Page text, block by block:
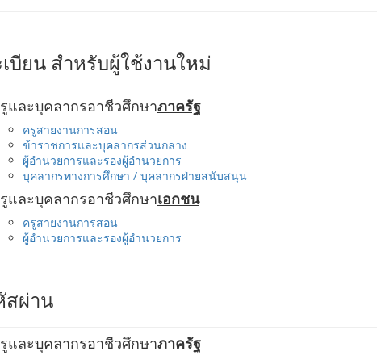
บียน สำหรับผู้ใช้งานใหม่
และบุคลากรอาชีวศึกษาภาครัฐ
ครูสายงานการสอน
ข้าราชการและบุคลากรส่วนกลาง
ผู้อำนวยการและรองผู้อำนวยการ
บุคลากรทางการศึกษา / บุคลากรฝ่ายสนับสนุน
และบุคลากรอาชีวศึกษาเอกชน
ครูสายงานการสอน
ผู้อำนวยการและรองผู้อำนวยการ
สผ่าน
และบุคลากรอาชีวศึกษาภาครัฐ